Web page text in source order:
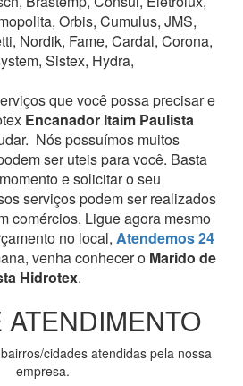
Orbis, Cumulus, JMS,
Nordik, Fame, Cardal, Corona,
Sistex, Hydra,
que você possa precisar e
Encanador Itaim Paulista
Nós possuímos muitos
ser uteis para você. Basta
e solicitar o seu
serviços podem ser realizados
comércios. Ligue agora mesmo
no local, Atendemos 24
venha conhecer o Marido de
Hidrotex.
cidades atendidas pela nossa
empresa.